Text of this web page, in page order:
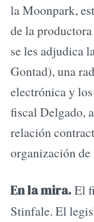
la Moonpark,
de la
se les adjudica
Gontad), una
electrónica y
fiscal Delgado,
relación
organización
En la mira.El
Stinfale. El